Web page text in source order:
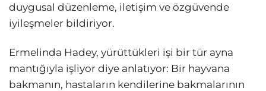
duygusal düzenleme, iletişim ve özgüvende
iyileşmeler bildiriyor.
Ermelinda Hadey, yürüttükleri işi bir tür ayna
mantığıyla işliyor diye anlatıyor: Bir hayvana
bakmanın, hastaların kendilerine bakmalarının